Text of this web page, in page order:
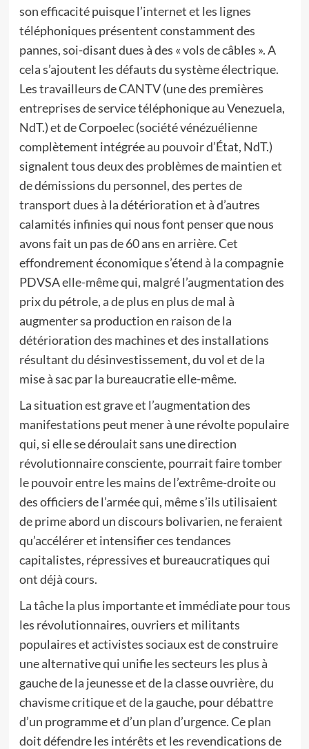
son efficacité puisque l’internet et les lignes
téléphoniques présentent constamment des
pannes, soi-disant dues à des « vols de câbles ». A
cela s’ajoutent les défauts du système électrique.
Les travailleurs de CANTV (une des premières
entreprises de service téléphonique au Venezuela,
NdT.) et de Corpoelec (société vénézuélienne
complètement intégrée au pouvoir d’État, NdT.)
signalent tous deux des problèmes de maintien et
de démissions du personnel, des pertes de
transport dues à la détérioration et à d’autres
calamités infinies qui nous font penser que nous
avons fait un pas de 60 ans en arrière. Cet
effondrement économique s’étend à la compagnie
PDVSA elle-même qui, malgré l’augmentation des
prix du pétrole, a de plus en plus de mal à
augmenter sa production en raison de la
détérioration des machines et des installations
résultant du désinvestissement, du vol et de la
mise à sac par la bureaucratie elle-même.
La situation est grave et l’augmentation des
manifestations peut mener à une révolte populaire
qui, si elle se déroulait sans une direction
révolutionnaire consciente, pourrait faire tomber
le pouvoir entre les mains de l’extrême-droite ou
des officiers de l’armée qui, même s’ils utilisaient
de prime abord un discours bolivarien, ne feraient
qu’accélérer et intensifier ces tendances
capitalistes, répressives et bureaucratiques qui
ont déjà cours.
La tâche la plus importante et immédiate pour tous
les révolutionnaires, ouvriers et militants
populaires et activistes sociaux est de construire
une alternative qui unifie les secteurs les plus à
gauche de la jeunesse et de la classe ouvrière, du
chavisme critique et de la gauche, pour débattre
d’un programme et d’un plan d’urgence. Ce plan
doit défendre les intérêts et les revendications de